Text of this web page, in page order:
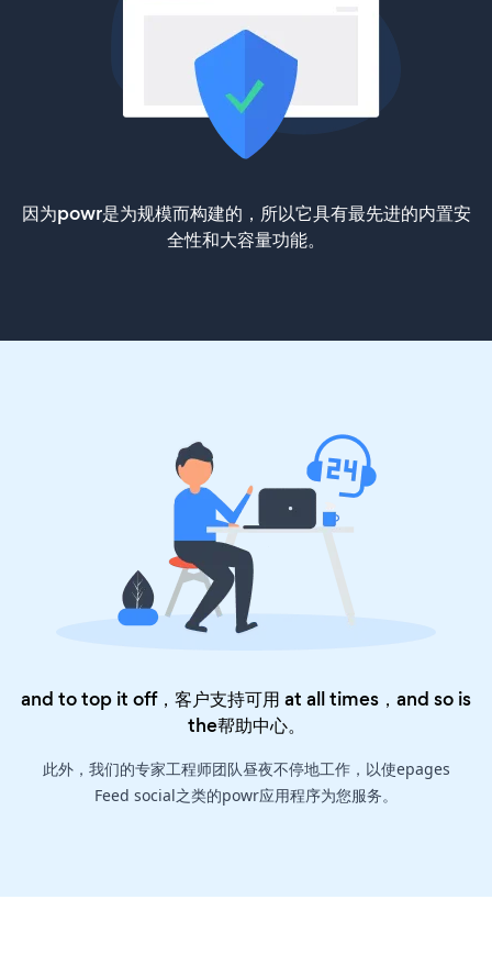
因为powr是为规模而构建的，所以它具有最先进的内置安
全性和大容量功能。
and to top it off，客户支持可用 at all times，and so is
the帮助中心。
此外，我们的专家工程师团队昼夜不停地工作，以使epages
Feed social之类的powr应用程序为您服务。